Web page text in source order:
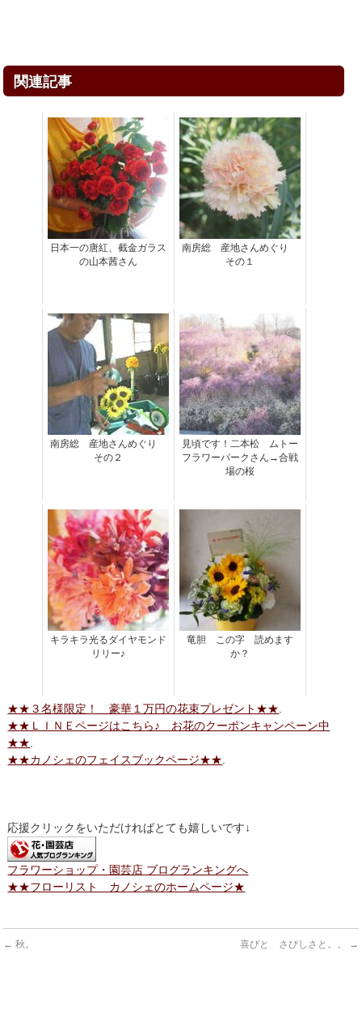
関連記事
日本一の唐紅、截金ガラス
の山本茜さん
南房総 産地さんめぐり
その１
南房総 産地さんめぐり
その２
見頃です！二本松 ムトー
フラワーパークさん→合戦
場の桜
キラキラ光るダイヤモンド
リリー♪
竜胆 この字 読めます
か？
★★３名様限定！ 豪華１万円の花束プレゼント★★
★★ＬＩＮＥページはこちら♪ お花のクーポンキャンペーン中
★★
★★カノシェのフェイスブックページ★★
応援クリックをいただければとても嬉しいです↓
フラワーショップ・園芸店 ブログランキングへ
★★フローリスト カノシェのホームページ★
← 秋。 喜びと さびしさと。。 →